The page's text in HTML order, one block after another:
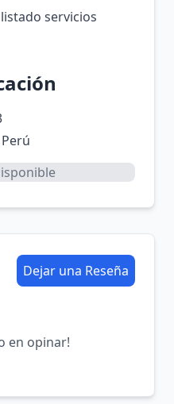
servicios
Dejar una Reseña
en opinar!